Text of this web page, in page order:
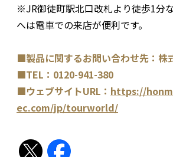
※JR御徒町駅北口改札より徒歩1分
へは電車での来店が便利です。
■製品に関するお問い合わせ先：株
■TEL：0120-941-380
■ウェブサイトURL： https://
ec.com/jp/tourworld/